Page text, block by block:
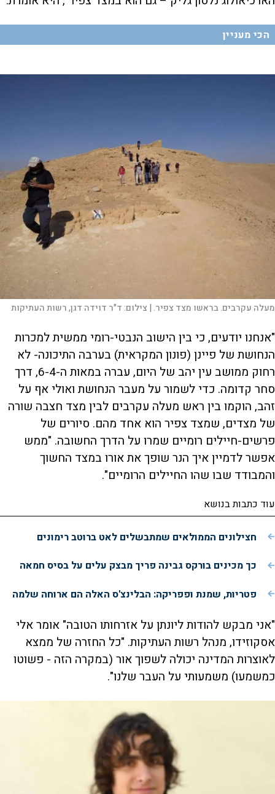
הכי מעניין
מעלה עקרבים. בראשו מצד צפיר. | צילום:ד"ר דוידה דגן, רשות העתיקות
"אנחנו יודעים, כי בין הישוב הנבטי-רומי ממשית למכרות
הנחושת של פיינן (פונון המקראית) בערבה התיכונה- לא
רחוק ממושב עין יהב של היום, עברה במאות ה-6-4, דרך
סחר קדומה. כדי לשמור על מעבר הנחושת ואולי אף על
זהב, הוקמו בין ראש מעלה עקרבים לבין מצד חצבה שורה
של מצדים, שמצד צפיר הוא אחד מהם. סיורים של
פרשים-חיילים רומיים שמרו על הדרך החשובה. "ממש
אפשר לדמיין איך הנר שופך את אורו במצד החשוך
והמבודד שבו שהו החיילים הרומיים".
עוד כתבות בנושא
חצילונים הממולאים שמתבשלים לאט ברוטב רימונים
כך מכינים בורקס גבינה פריך מבצק עלים על בסיס חמאה
פטריות, שמנת ופפריקה: הבלינצ'ס האלה הם ארוחה שלמה
"אני מבקש להודות ליונתן על אזרחותו הטובה" אומר אלי
אסקוזידו, מנהל רשות העתיקות. "כל החזרה של ממצא
לאוצרות המדינה יכולה לשפוך אור (במקרה הזה - פשוטו
כמשמעו) משמעותי על העבר שלנו".